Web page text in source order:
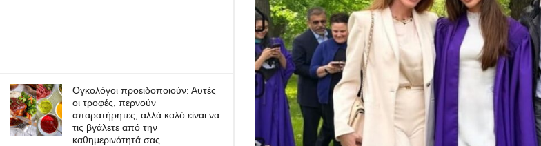
Ογκολόγοι προειδοποιούν: Αυτές
οι τροφές, περνούν
απαρατήρητες, αλλά καλό είναι να
τις βγάλετε από την
καθημερινότητά σας